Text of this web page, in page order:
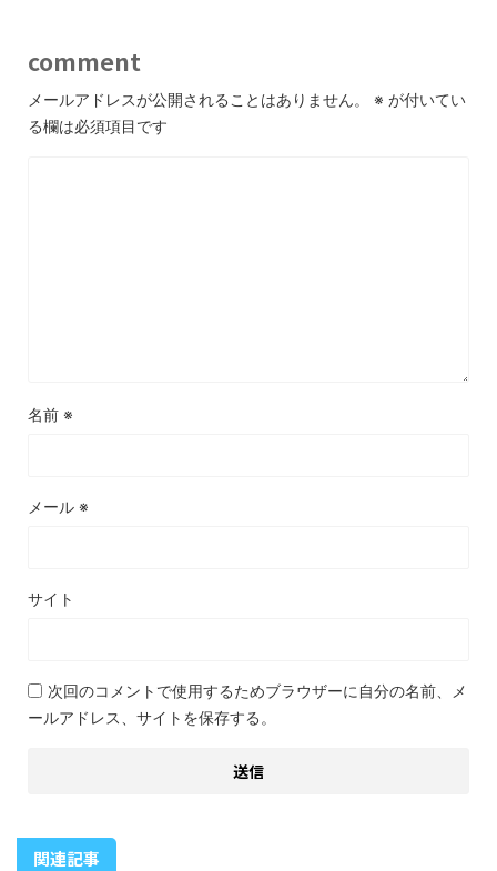
comment
メールアドレスが公開されることはありません。 ※ が付いてい
る欄は必須項目です
名前 ※
メール ※
サイト
次回のコメントで使用するためブラウザーに自分の名前、メ
ールアドレス、サイトを保存する。
関連記事